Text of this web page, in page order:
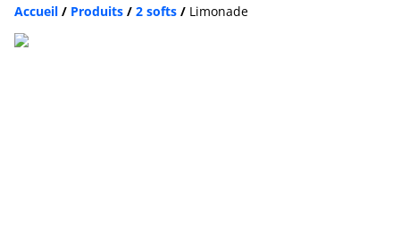
Accueil / Produits / 2 softs / Limonade